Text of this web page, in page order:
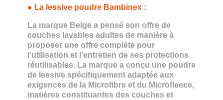
● La lessive poudre Bambinex :
La marque Belge a pensé son offre de
couches lavables adultes de manière à
proposer une offre complète pour
l’utilisation et l’entretien de ses protections
réutilisables. La marque a conçu une poudre
de lessive spécifiquement adaptée aux
exigences de la Microfibre et du Microfleece,
matières constituantes des couches et